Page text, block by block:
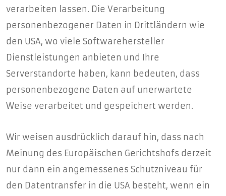
verarbeiten lassen. Die Verarbeitung
personenbezogener Daten in Drittländern wie
den USA, wo viele Softwarehersteller
Dienstleistungen anbieten und Ihre
Serverstandorte haben, kann bedeuten, dass
personenbezogene Daten auf unerwartete
Weise verarbeitet und gespeichert werden.
Wir weisen ausdrücklich darauf hin, dass nach
Meinung des Europäischen Gerichtshofs derzeit
nur dann ein angemessenes Schutzniveau für
den Datentransfer in die USA besteht, wenn ein